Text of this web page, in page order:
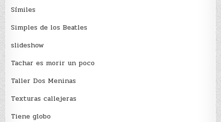
Sí­miles
Simples de los Beatles
slideshow
Tachar es morir un poco
Taller Dos Meninas
Texturas callejeras
Tiene globo